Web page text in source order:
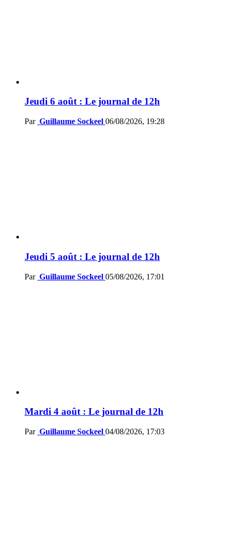
Jeudi 6 août : Le journal de 12h
Par Guillaume Sockeel 06/08/2026, 19:28
Jeudi 5 août : Le journal de 12h
Par Guillaume Sockeel 05/08/2026, 17:01
Mardi 4 août : Le journal de 12h
Par Guillaume Sockeel 04/08/2026, 17:03